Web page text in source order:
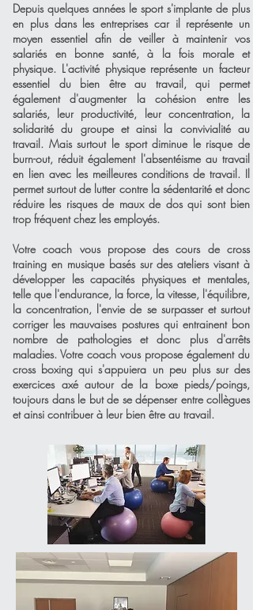
Depuis quelques années le sport s'implante de plus
en plus dans les entreprises car il représente un
moyen essentiel afin de veiller à maintenir vos
salariés en bonne santé, à la fois morale et
physique. L'activité physique représente un facteur
essentiel du bien être au travail, qui permet
également d'augmenter la cohésion entre les
salariés, leur productivité, leur concentration, la
solidarité du groupe et ainsi la convivialité au
travail. Mais surtout le sport diminue le risque de
burn-out, réduit également l'absentéisme au travail
en lien avec les meilleures conditions de travail. Il
permet surtout de lutter contre la sédentarité et donc
réduire les risques de maux de dos qui sont bien
trop fréquent chez les employés.
Votre coach vous propose des cours de cross
training en musique basés sur des ateliers visant à
développer les capacités physiques et mentales,
telle que l'endurance, la force, la vitesse, l'équilibre,
la concentration, l'envie de se surpasser et surtout
corriger les mauvaises postures qui entrainent bon
nombre de pathologies et donc plus d'arrêts
maladies. Votre coach vous propose également du
cross boxing qui s'appuiera un peu plus sur des
exercices axé autour de la boxe pieds/poings,
toujours dans le but de se dépenser entre collègues
et ainsi contribuer à leur bien être au travail.